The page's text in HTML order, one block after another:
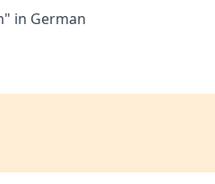
in German